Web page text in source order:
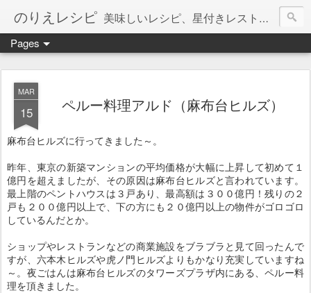
のりえレシピ 美味しいレシピ、星付きレストラン、絶品お取り寄せを紹介しています。
Pages
MAR
15 ペルー料理アルド（麻布台ヒルズ）
麻布台ヒルズに行ってきました～。
昨年、東京の新築マンションの平均価格が大幅に上昇して初めて１
億円を超えましたが、その原因は麻布台ヒルズと言われています。
最上階のペントハウスは３戸あり、最高額は３００億円！残りの２
戸も２００億円以上で、下の方にも２０億円以上の物件がゴロゴロ
しているんだとか。
ショップやレストランなどの商業施設をブラブラと見て回ったんで
すが、六本木ヒルズや虎ノ門ヒルズよりもかなり充実していますね
～。夜ごはんは麻布台ヒルズのタワーズプラザ内にある、ペルー料
理を頂きました。